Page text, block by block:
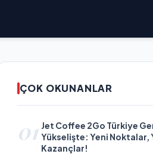
ÇOK OKUNANLAR
01 Jet Coffee 2Go Türkiye
Yükselişte: Yeni Noktalar,
Kazançlar!